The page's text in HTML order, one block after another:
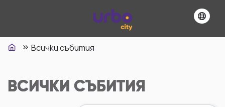
Всички събития
ВСИЧКИ СЪБИТИЯ